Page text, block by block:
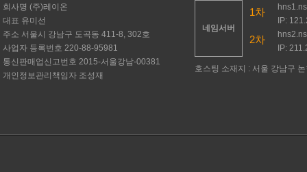
회사명 (주)레이온
대표 유미선
주소 서울시 강남구 도곡동 411-8, 302호
사업자 등록번호 220-88-95981
통신판매업신고번호 2015-서울강남-00381
개인정보관리책임자 조성재
네임서버
1차
IP:
2차
IP:
호스팅 소재지 : 서울 강남구